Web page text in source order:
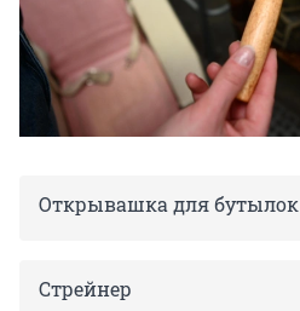
Открывашка для бутылок
Стрейнер